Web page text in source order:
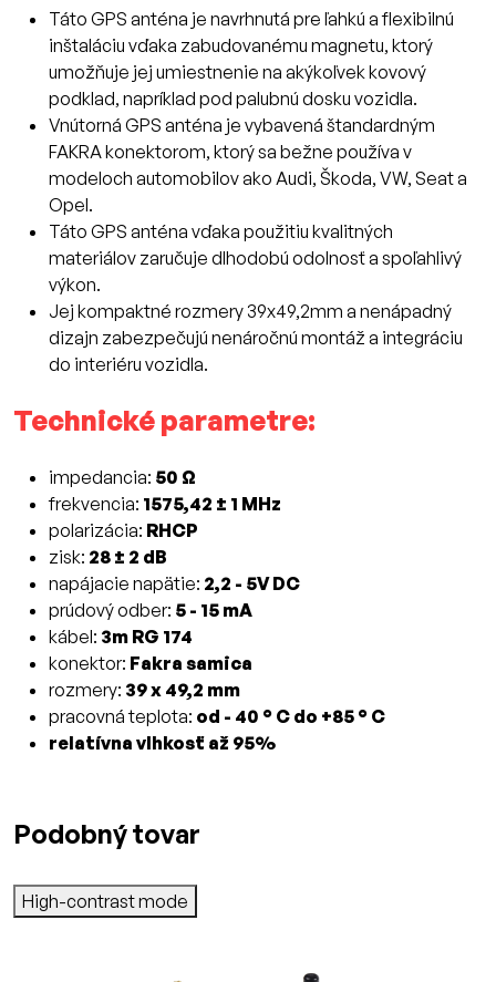
Táto GPS anténa je navrhnutá pre ľahkú a flexibilnú
inštaláciu vďaka zabudovanému magnetu, ktorý
umožňuje jej umiestnenie na akýkoľvek kovový
podklad, napríklad pod palubnú dosku vozidla.
Vnútorná GPS anténa je vybavená štandardným
FAKRA konektorom, ktorý sa bežne používa v
modeloch automobilov ako Audi, Škoda, VW, Seat a
Opel.
Táto GPS anténa vďaka použitiu kvalitných
materiálov zaručuje dlhodobú odolnosť a spoľahlivý
výkon.
Jej kompaktné rozmery 39x49,2mm a nenápadný
dizajn zabezpečujú nenáročnú montáž a integráciu
do interiéru vozidla.
Technické parametre:
impedancia: 50 Ω
frekvencia: 1575,42 ± 1 MHz
polarizácia: RHCP
zisk: 28 ± 2 dB
napájacie napätie: 2,2 - 5V DC
prúdový odber: 5 - 15 mA
kábel: 3m RG 174
konektor: Fakra samica
rozmery: 39 x 49,2 mm
pracovná teplota: od - 40 ° C do +85 ° C
relatívna vlhkosť až 95%
Podobný tovar
High-contrast mode